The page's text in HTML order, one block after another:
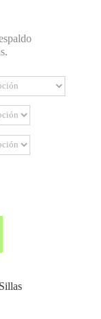
Sillas